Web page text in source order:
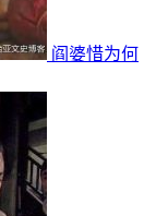
阎婆惜为何